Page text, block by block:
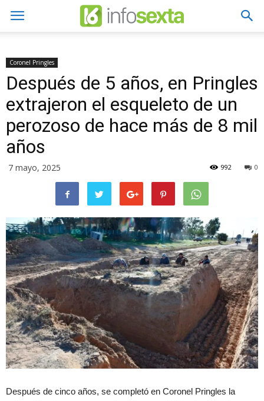
Coronel Pringles
Después de 5 años, en Pringles
extrajeron el esqueleto de un
perozoso de hace más de 8 mil
años
7 mayo, 2025 0
992
Después de cinco años, se completó en Coronel Pringles la